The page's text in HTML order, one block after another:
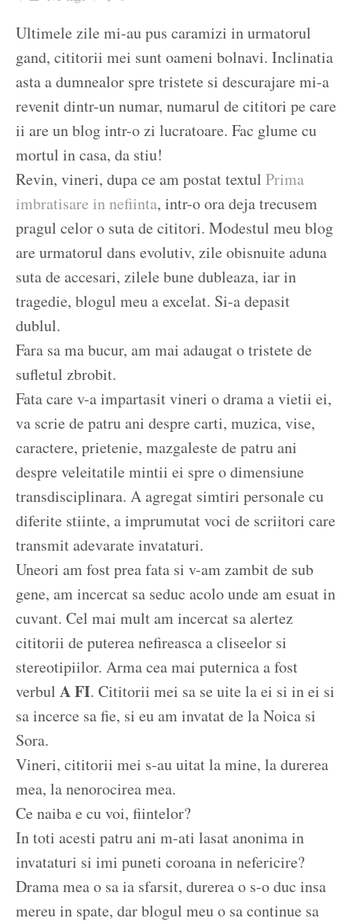
Ultimele zile mi-au pus caramizi in urmatorul
gand, cititorii mei sunt oameni bolnavi. Inclinatia
asta a dumnealor spre tristete si descurajare mi-a
revenit dintr-un numar, numarul de cititori pe care
ii are un blog intr-o zi lucratoare. Fac glume cu
mortul in casa, da stiu!
Revin, vineri, dupa ce am postat textul Prima
imbratisare in nefiinta, intr-o ora deja trecusem
pragul celor o suta de cititori. Modestul meu blog
are urmatorul dans evolutiv, zile obisnuite aduna
suta de accesari, zilele bune dubleaza, iar in
tragedie, blogul meu a excelat. Si-a depasit
dublul.
Fara sa ma bucur, am mai adaugat o tristete de
sufletul zbrobit.
Fata care v-a impartasit vineri o drama a vietii ei,
va scrie de patru ani despre carti, muzica, vise,
caractere, prietenie, mazgaleste de patru ani
despre veleitatile mintii ei spre o dimensiune
transdisciplinara. A agregat simtiri personale cu
diferite stiinte, a imprumutat voci de scriitori care
transmit adevarate invataturi.
Uneori am fost prea fata si v-am zambit de sub
gene, am incercat sa seduc acolo unde am esuat in
cuvant. Cel mai mult am incercat sa alertez
cititorii de puterea nefireasca a cliseelor si
stereotipiilor. Arma cea mai puternica a fost
verbul A FI. Cititorii mei sa se uite la ei si in ei si
sa incerce sa fie, si eu am invatat de la Noica si
Sora.
Vineri, cititorii mei s-au uitat la mine, la durerea
mea, la nenorocirea mea.
Ce naiba e cu voi, fiintelor?
In toti acesti patru ani m-ati lasat anonima in
invataturi si imi puneti coroana in nefericire?
Drama mea o sa ia sfarsit, durerea o s-o duc insa
mereu in spate, dar blogul meu o sa continue sa